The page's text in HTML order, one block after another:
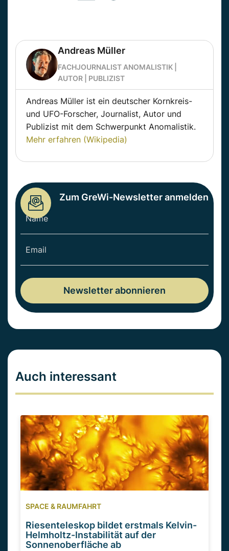
Andreas Müller
FACHJOURNALIST ANOMALISTIK |
AUTOR | PUBLIZIST
Andreas Müller ist ein deutscher Kornkreis-
und UFO-Forscher, Journalist, Autor und
Publizist mit dem Schwerpunkt Anomalistik.
Mehr erfahren (Wikipedia)
Zum GreWi-Newsletter anmelden
Auch interessant
SPACE & RAUMFAHRT
Riesenteleskop bildet erstmals Kelvin-
Helmholtz-Instabilität auf der
Sonnenoberfläche ab